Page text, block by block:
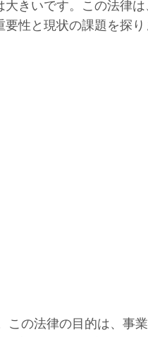
きいです。この法律
性と現状の課題を探り
の法律の目的は、事